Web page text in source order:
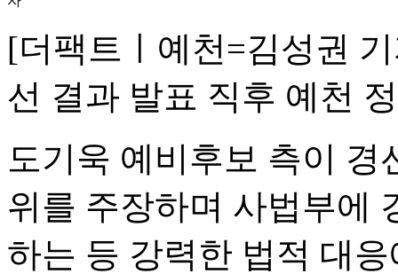
[더팩트ㅣ예천=김성권
선 결과 발표 직후 예천
도기욱 예비후보 측이
위를 주장하며 사법부에
하는 등 강력한 법적 대